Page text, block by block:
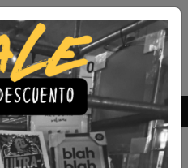
comprando 3 o más productos